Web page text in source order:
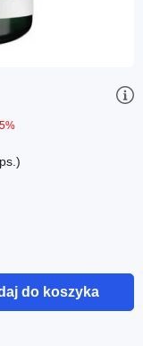
do koszyka